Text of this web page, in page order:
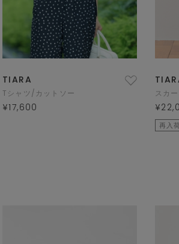
TIARA
Tシャツ/カットソー
¥17,600
スカー
再入荷